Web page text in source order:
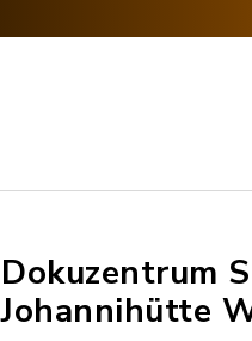
Dokuzentrum
Johannihütte